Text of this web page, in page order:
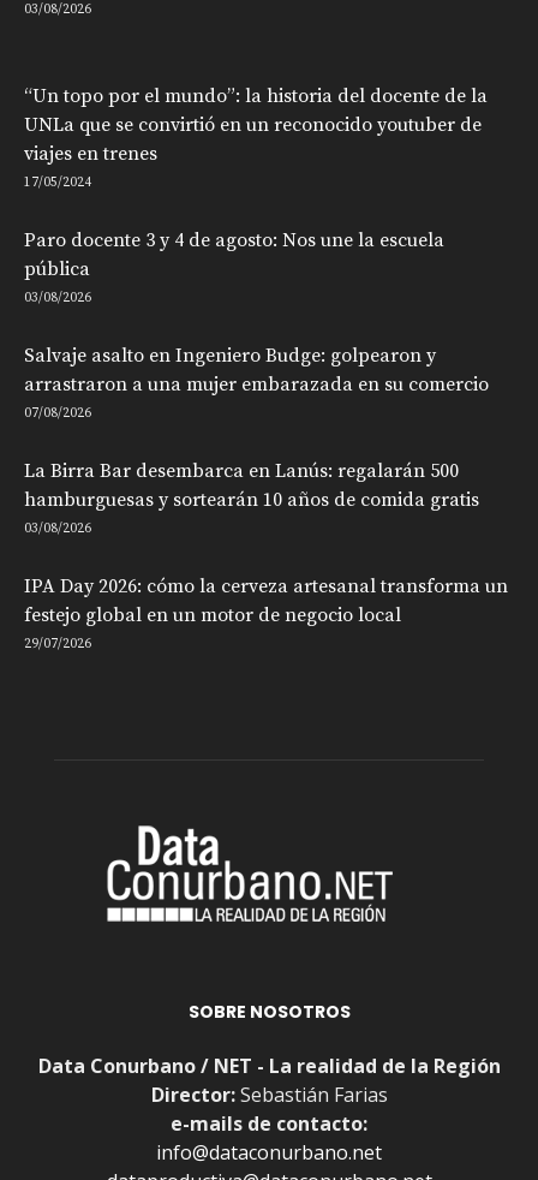
03/08/2026
“Un topo por el mundo”: la historia del docente de la
UNLa que se convirtió en un reconocido youtuber de
viajes en trenes
17/05/2024
Paro docente 3 y 4 de agosto: Nos une la escuela
pública
03/08/2026
Salvaje asalto en Ingeniero Budge: golpearon y
arrastraron a una mujer embarazada en su comercio
07/08/2026
La Birra Bar desembarca en Lanús: regalarán 500
hamburguesas y sortearán 10 años de comida gratis
03/08/2026
IPA Day 2026: cómo la cerveza artesanal transforma un
festejo global en un motor de negocio local
29/07/2026
SOBRE NOSOTROS
Data Conurbano / NET - La realidad de la Región
Director:Sebastián Farias
e-mails de contacto:
info@dataconurbano.net